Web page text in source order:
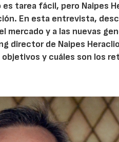
tarea fácil, pero Naipes
En esta entrevista,
mercado y a las nuevas
director de Naipes
y cuáles son los